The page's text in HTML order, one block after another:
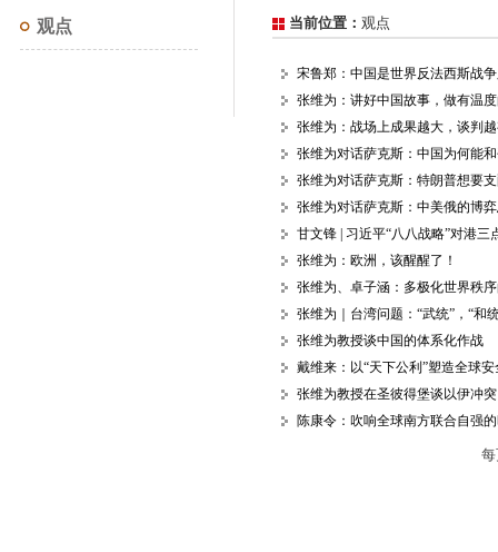
观点 当前位置： 观点
宋鲁郑：中国是世界反法西斯战
张维为：讲好中国故事，做有温
张维为：战场上成果越大，谈判
张维为对话萨克斯：中国为何能
张维为对话萨克斯：特朗普想要
张维为对话萨克斯：中美俄的博
甘文锋 | 习近平“八八战略”对港三
张维为：欧洲，该醒醒了！
张维为、卓子涵：多极化世界秩
张维为｜台湾问题：“武统”，“和
张维为教授谈中国的体系化作战
戴维来：以“天下公利”塑造全球
张维为教授在圣彼得堡谈以伊冲突
陈康令：吹响全球南方联合自强